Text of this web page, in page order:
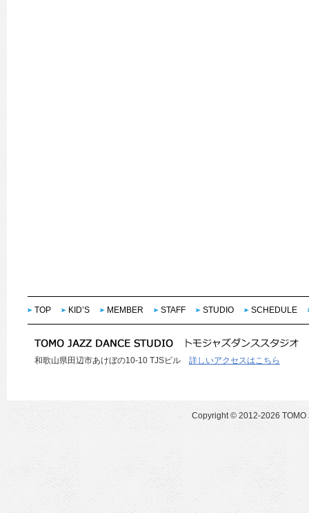
TOP KID’S MEMBER STAFF STUDIO SCHEDULE
和歌山県田辺市あけぼの10-10 TJSビル 詳しいアクセスはこちら
Copyright © 2012-2026 TOMO